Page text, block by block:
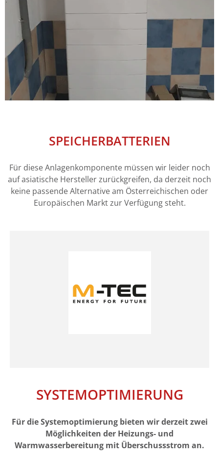
SPEICHERBATTERIEN
Für diese Anlagenkomponente müssen wir leider noch
auf asiatische Hersteller zurückgreifen, da derzeit noch
keine passende Alternative am Österreichischen oder
Europäischen Markt zur Verfügung steht.
M-TEC
SYSTEMOPTIMIERUNG
Für die Systemoptimierung bieten wir derzeit zwei
Möglichkeiten der Heizungs- und
Warmwasserbereitung mit Überschussstrom an.